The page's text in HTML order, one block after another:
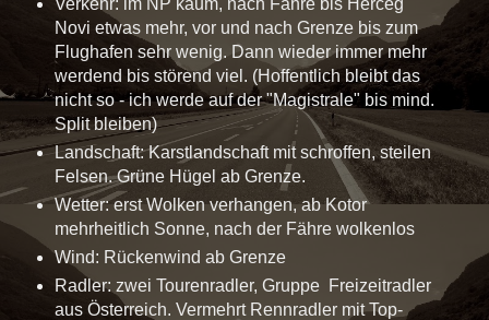
Verkehr: im NP kaum, nach Fähre bis Herceg
Novi etwas mehr, vor und nach Grenze bis zum
Flughafen sehr wenig. Dann wieder immer mehr
werdend bis störend viel. (Hoffentlich bleibt das
nicht so - ich werde auf der "Magistrale" bis mind.
Split bleiben)
Landschaft: Karstlandschaft mit schroffen, steilen
Felsen. Grüne Hügel ab Grenze.
Wetter: erst Wolken verhangen, ab Kotor
mehrheitlich Sonne, nach der Fähre wolkenlos
Wind: Rückenwind ab Grenze
Radler: zwei Tourenradler, Gruppe Freizeitradler
aus Österreich. Vermehrt Rennradler mit Top-